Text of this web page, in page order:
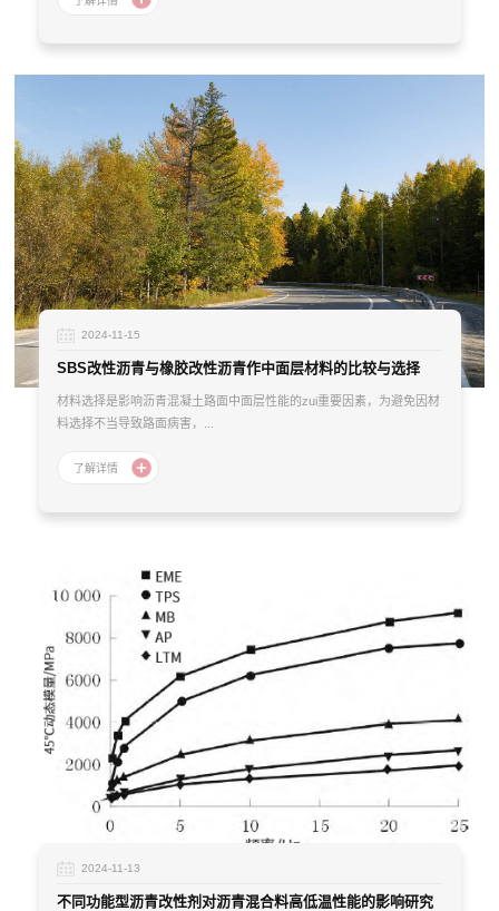
2024-11-15
SBS改性沥青与橡胶改性沥青作中面层材料的比较与选择
材料选择是影响沥青混凝土路面中面层性能的zui重要因素，为避免因材
料选择不当导致路面病害，...
2024-11-13
不同功能型沥青改性剂对沥青混合料高低温性能的影响研究